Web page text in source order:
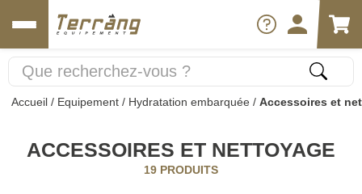
Accueil / Equipement / Hydratation embarquée / Accessoires et
ACCESSOIRES ET NETTOYAGE
19 PRODUITS